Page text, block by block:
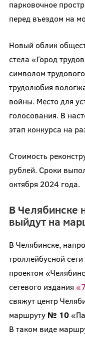
парковочное
перед въездом на
Новый облик
стела «Город
символом
трудолюбия
войны. Место для
голосования. В
этап конкурса на
Стоимость
рублей. Сроки
октября 2024 года.
В Челябинске
выйдут на
В Челябинске,
троллейбусной
проектом
сетевого издания
свяжут центр
маршруту № 10
В таком виде